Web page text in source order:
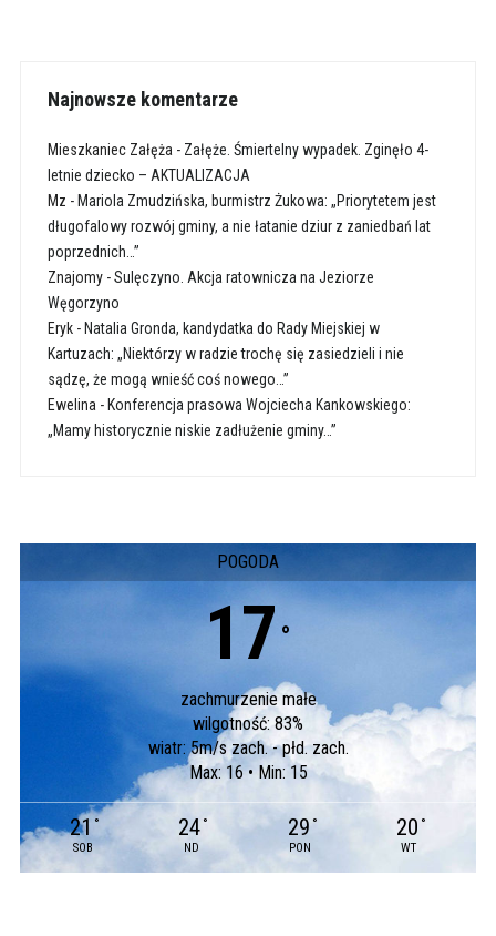
Najnowsze komentarze
Mieszkaniec Załęża- Załęże. Śmiertelny wypadek. Zginęło 4-
letnie dziecko – AKTUALIZACJA
Mz - Mariola Zmudzińska, burmistrz Żukowa: „Priorytetem jest
długofalowy rozwój gminy, a nie łatanie dziur z zaniedbań lat
poprzednich…”
Znajomy-Sulęczyno. Akcja ratownicza na Jeziorze
Węgorzyno
Eryk- Natalia Gronda, kandydatka do Rady Miejskiej w
Kartuzach: „Niektórzy w radzie trochę się zasiedzieli i nie
sądzę, że mogą wnieść coś nowego…”
Ewelina- Konferencja prasowa Wojciecha Kankowskiego:
„Mamy historycznie niskie zadłużenie gminy…”
POGODA
17 °
zachmurzenie małe
wilgotność: 83%
wiatr: 5m/s zach. - płd. zach.
Max: 16 • Min: 15
21 °
SOB
24 °
ND
29 °
PON
20 °
WT